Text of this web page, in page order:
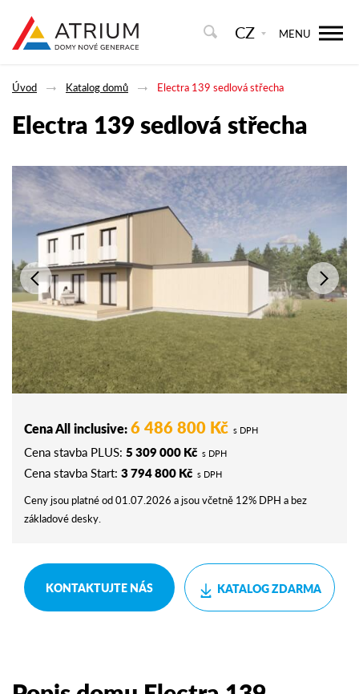
CZ MENU
Úvod Katalog domů Electra 139 sedlová střecha
Electra 139 sedlová střecha
Cena All inclusive:6 486 800 Kč s DPH
Cena stavba PLUS: 5 309 000 Kč s DPH
Cena stavba Start: 3 794 800 Kč s DPH
Ceny jsou platné od 01.07.2026 a jsou včetně 12% DPH a bez
základové desky.
KONTAKTUJTE NÁS KATALOG ZDARMA